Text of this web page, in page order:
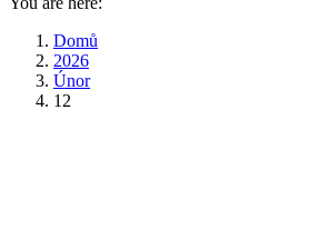
Domů
2026
Únor
12